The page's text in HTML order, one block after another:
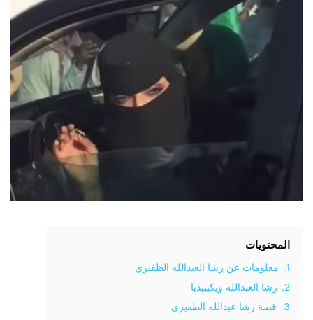
المحتويات
1.
معلومات عن رشا العبدالله الظفيري
2.
رشا العبدالله ويكيبيديا
3.
قصة رشا عبدالله الظفيري